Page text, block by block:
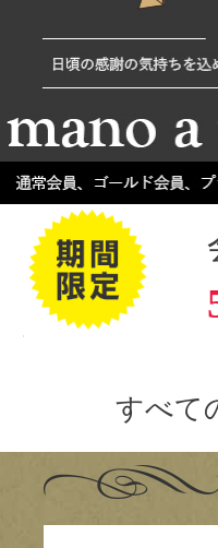
すべて